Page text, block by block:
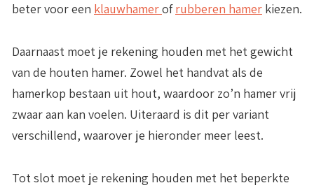
beter voor een klauwhamerofrubberen hamer kiezen.
Daarnaast moet je rekening houden met het gewicht
van de houten hamer. Zowel het handvat als de
hamerkop bestaan uit hout, waardoor zo’n hamer vrij
zwaar aan kan voelen. Uiteraard is dit per variant
verschillend, waarover je hieronder meer leest.
Tot slot moet je rekening houden met het beperkte